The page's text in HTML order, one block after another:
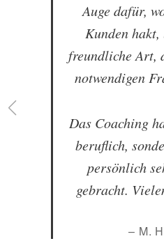
Auge dafür,
Kunden
freundliche Art,
notwendigen
Das Coaching
beruflich,
persönlich
gebracht.
– M.